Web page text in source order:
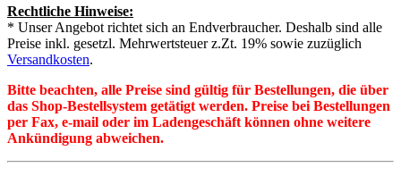
Rechtliche Hinweise:
* Unser Angebot richtet sich an Endverbraucher. Deshalb sind alle
Preise inkl. gesetzl. Mehrwertsteuer z.Zt. 19% sowie zuzüglich
Versandkosten.
Bitte beachten, alle Preise sind gültig für Bestellungen, die über
das Shop-Bestellsystem getätigt werden. Preise bei Bestellungen
per Fax, e-mail oder im Ladengeschäft können ohne weitere
Ankündigung abweichen.